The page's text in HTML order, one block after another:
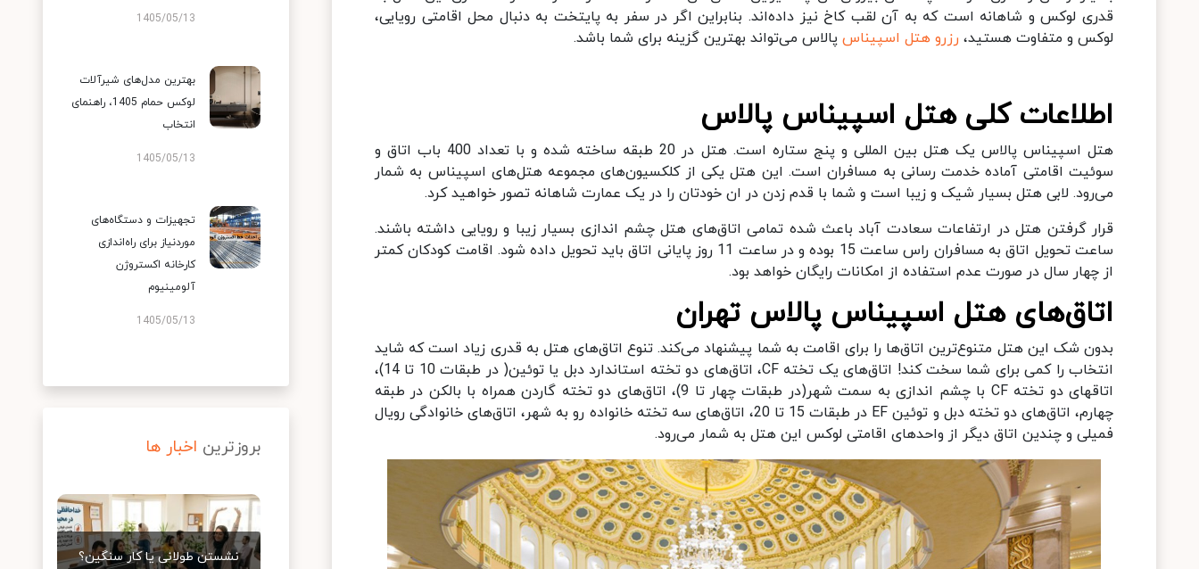
قدری لوکس و شاهانه است که به آن لقب کاخ نیز داده‌اند. بنابراین اگر در سفر به پایتخت به دنبال محل اقامتی رویایی،
لوکس و متفاوت هستید، رزرو هتل اسپیناس پالاس می‌تواند بهترین گزینه برای شما باشد.
اطلاعات کلی هتل اسپیناس پالاس
هتل اسپیناس پالاس یک هتل بین المللی و پنج ستاره است. هتل در 20 طبقه ساخته شده و با تعداد 400 باب اتاق و
سوئیت اقامتی آماده خدمت رسانی به مسافران است. این هتل یکی از کلکسیون‌های مجموعه هتل‌های اسپیناس به شمار
می‌رود. لابی هتل بسیار شیک و زیبا است و شما با قدم زدن در ان خودتان را در یک عمارت شاهانه تصور خواهید کرد.
قرار گرفتن هتل در ارتفاعات سعادت آباد باعث شده تمامی اتاق‌های هتل چشم اندازی بسیار زیبا و رویایی داشته باشند.
ساعت تحویل اتاق به مسافران راس ساعت 15 بوده و در ساعت 11 روز پایانی اتاق باید تحویل داده شود. اقامت کودکان کمتر
از چهار سال در صورت عدم استفاده از امکانات رایگان خواهد بود.
اتاق‌های هتل اسپیناس پالاس تهران
بدون شک این هتل متنوع‌ترین اتاق‌ها را برای اقامت به شما پیشنهاد می‌کند. تنوع اتاق‌های هتل به قدری زیاد است که شاید
انتخاب را کمی برای شما سخت کند! اتاق‌های یک تخته CF، اتاق‌های دو تخته استاندارد دبل یا توئین( در طبقات 10 تا 14)،
اتاق‎های دو تخته CF با چشم اندازی به سمت شهر(در طبقات چهار تا 9)، اتاق‌های دو تخته گاردن همراه با بالکن در طبقه
چهارم، اتاق‌های دو تخته دبل و توئین EF در طبقات 15 تا 20، اتاق‌های سه تخته خانواده رو به شهر، اتاق‌های خانوادگی رویال
فمیلی و چندین اتاق دیگر از واحدهای اقامتی لوکس این هتل به شمار می‌رود.
1405/05/13
بهترین مدل‌های شیرآلات
لوکس حمام 1405، راهنمای
انتخاب
1405/05/13
تجهیزات و دستگاه‌های
موردنیاز برای راه‌اندازی
کارخانه اکستروژن
آلومینیوم
1405/05/13
بروزترین اخبار ها
نشستن طولانی یا کار سنگین؟